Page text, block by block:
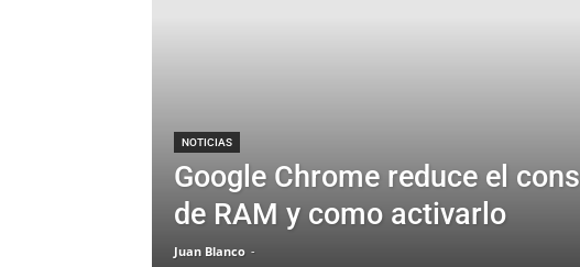
NOTICIAS
Google Chrome reduce el
de RAM y como activarlo
Juan Blanco -